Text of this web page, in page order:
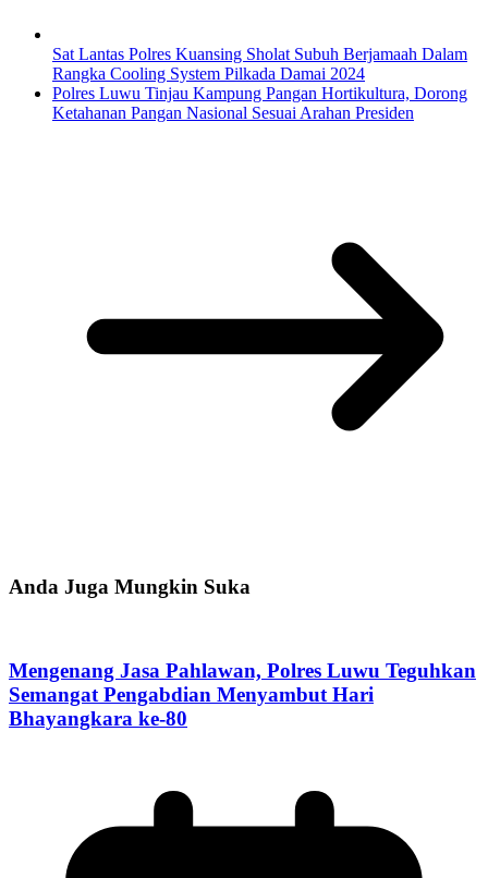
Sat Lantas Polres Kuansing Sholat Subuh Berjamaah Dalam
Rangka Cooling System Pilkada Damai 2024
Polres Luwu Tinjau Kampung Pangan Hortikultura, Dorong
Ketahanan Pangan Nasional Sesuai Arahan Presiden
Anda Juga Mungkin Suka
Mengenang Jasa Pahlawan, Polres Luwu Teguhkan
Semangat Pengabdian Menyambut Hari
Bhayangkara ke-80